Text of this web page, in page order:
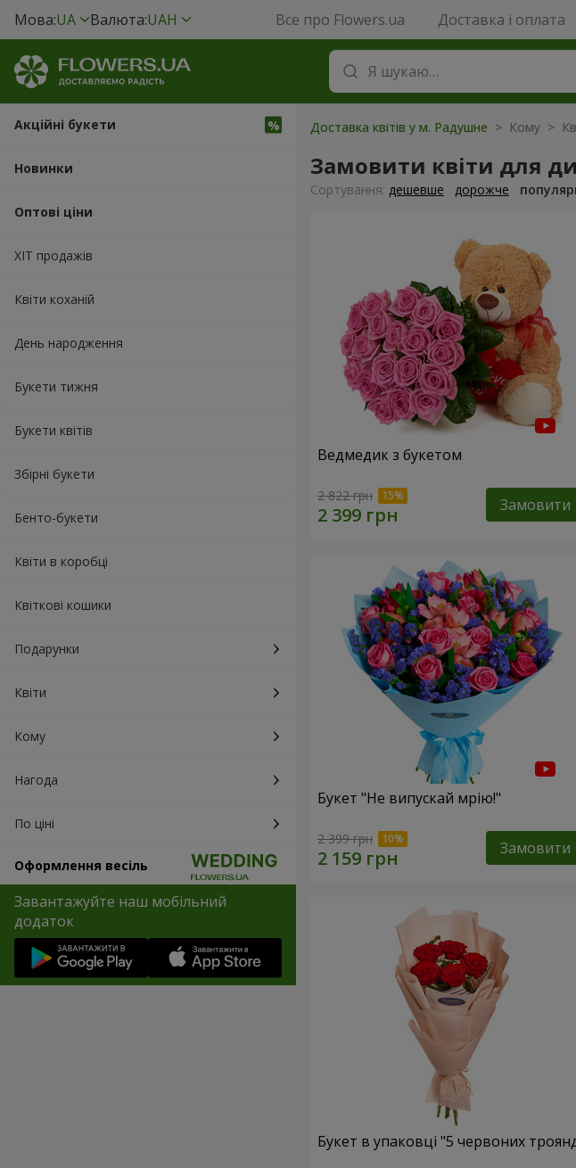
Мова:UA Валюта:UAH Все про Flowers.ua Доставка і оплата
Акційні букети
Новинки
Оптові ціни
ХІТ продажів
Квіти коханій
День народження
Букети тижня
Букети квітів
Збірні букети
Бенто-букети
Квіти в коробці
Квіткові кошики
Подарунки
Квіти
Кому
Нагода
По ціні
Оформлення весіль
Завантажуйте наш мобільний
додаток
Доставка квітів у м. Радушне > Кому >
Замовити квіти для
Сортування: дешевше дорожче
Ведмедик з букетом
2 822 грн Замовити
Букет "Не випускай мрію!"
2 399 грн Замовити
Букет в упаковці "5 червоних